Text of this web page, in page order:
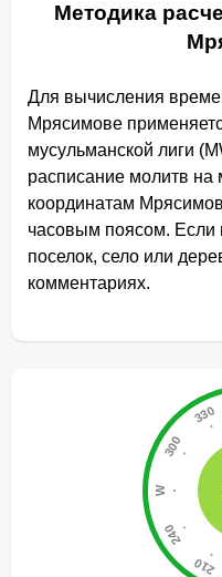
Методика
Для вычисления
Мрясимове
мусульманской лиги
расписание молитв на
координатам
часовым поясом.
поселок, село или
комментариях.